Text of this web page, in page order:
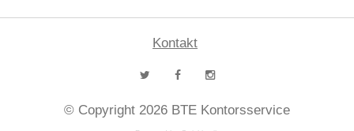
Kontakt
© Copyright 2026 BTE Kontorsservice